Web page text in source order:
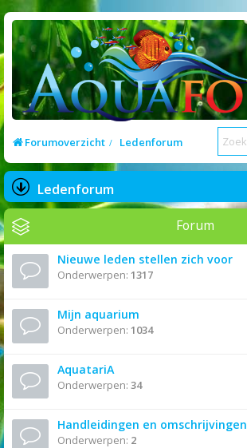
Forumoverzicht Ledenforum
Ledenforum
Forum
Nieuwe leden stellen zich voor
Onderwerpen: 1317
Mijn aquarium
Onderwerpen: 1034
AquatariA
Onderwerpen: 34
Handleidingen en omschrijvingen
Onderwerpen: 2